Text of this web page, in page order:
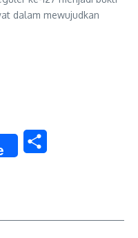
dalam mewujudkan